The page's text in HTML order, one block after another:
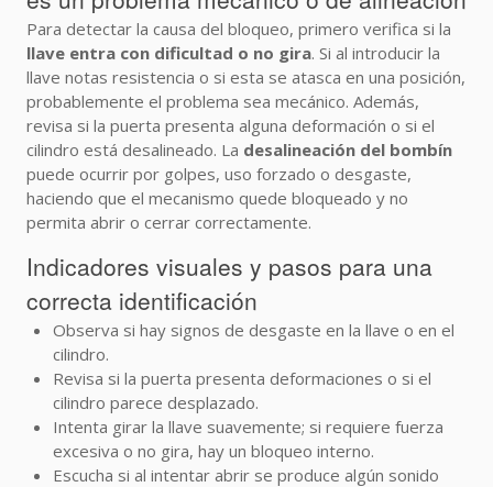
Para detectar la causa del bloqueo, primero verifica si la
llave entra con dificultad o no gira. Si al introducir la
llave notas resistencia o si esta se atasca en una posición,
probablemente el problema sea mecánico. Además,
revisa si la puerta presenta alguna deformación o si el
cilindro está desalineado. La desalineación del bombín
puede ocurrir por golpes, uso forzado o desgaste,
haciendo que el mecanismo quede bloqueado y no
permita abrir o cerrar correctamente.
Indicadores visuales y pasos para una
correcta identificación
Observa si hay signos de desgaste en la llave o en el
cilindro.
Revisa si la puerta presenta deformaciones o si el
cilindro parece desplazado.
Intenta girar la llave suavemente; si requiere fuerza
excesiva o no gira, hay un bloqueo interno.
Escucha si al intentar abrir se produce algún sonido